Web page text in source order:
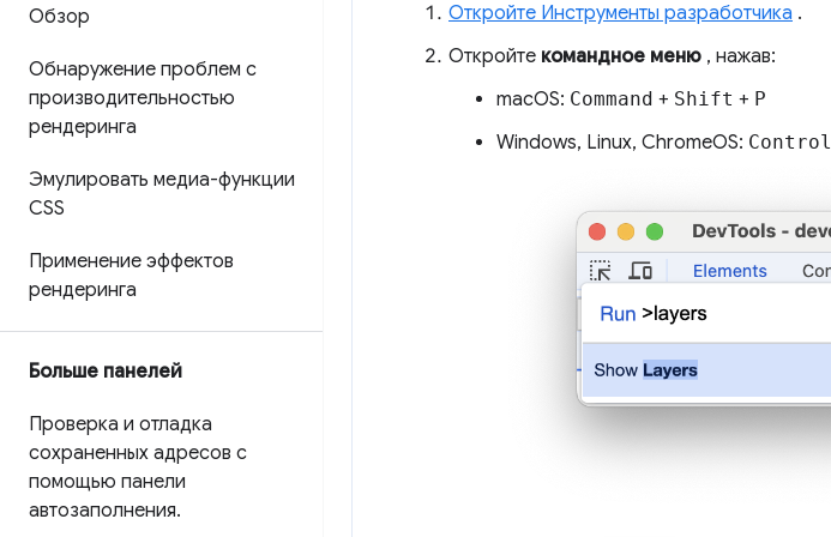
Обзор
Обнаружение проблем с
производительностью
рендеринга
Эмулировать медиа-функции
CSS
Применение эффектов
рендеринга
Больше панелей
Проверка и отладка
сохраненных адресов с
помощью панели
автозаполнения.
Откройте Инструменты разработчика .
Откройте командное меню , нажав:
macOS: Command + Shift + P
Windows, Linux, ChromeOS: Control